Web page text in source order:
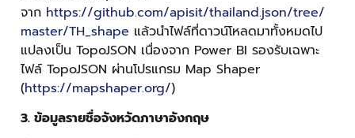
จาก https://github.com/apisit/thailand.json/tree/
master/TH_shape แล้วนำไฟล์ที่ดาวน์โหลดมาทั้งหมดไป
แปลงเป็น TopoJSON เนื่องจาก Power BI รองรับเฉพาะ
ไฟล์ TopoJSON ผ่านโปรแกรม Map Shaper
(https://mapshaper.org/)
3. ข้อมูลรายชื่อจังหวัดภาษาอังกฤษ